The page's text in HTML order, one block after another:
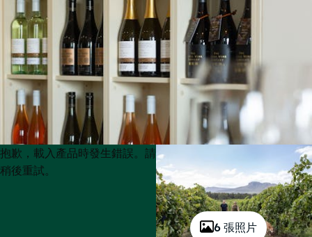
6 張照片
Product
List
Product
List
抱歉，載入產品時發生錯誤。請
稍後重試。